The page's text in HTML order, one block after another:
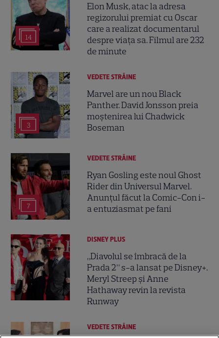
14
Elon Musk, atac la adresa
regizorului premiat cu Oscar
care a realizat documentarul
despre viața sa. Filmul are 232
de minute
3
VEDETE STRĂINE
Marvel are un nou Black
Panther. David Jonsson preia
moștenirea lui Chadwick
Boseman
7
VEDETE STRĂINE
Ryan Gosling este noul Ghost
Rider din Universul Marvel.
Anunțul făcut la Comic-Con i-
a entuziasmat pe fani
DISNEY PLUS
„Diavolul se îmbracă de la
Prada 2” s-a lansat pe Disney+.
Meryl Streep și Anne
Hathaway revin la revista
Runway
VEDETE STRĂINE